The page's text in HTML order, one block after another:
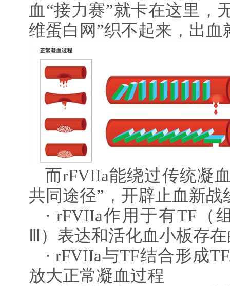
血“接力赛”就卡在这里，
维蛋白网”织不起来，出血
而rFVIIa能绕过传统凝
共同途径”，开辟止血新战
· rFVIIa作用于有TF（
Ⅲ）表达和活化血小板存
· rFVIIa与TF结合形成
放大正常凝血过程